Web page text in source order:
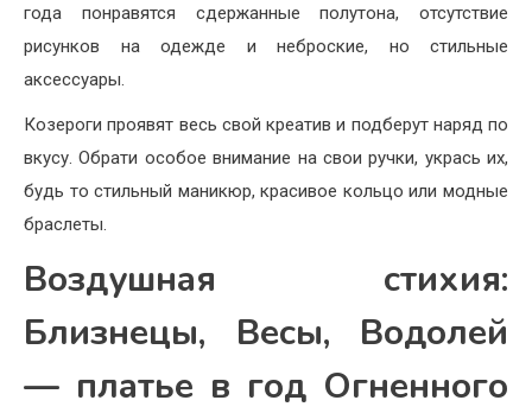
года понравятся сдержанные полутона, отсутствие
рисунков на одежде и неброские, но стильные
аксессуары.
Козероги проявят весь свой креатив и подберут наряд по
вкусу. Обрати особое внимание на свои ручки, укрась их,
будь то стильный маникюр, красивое кольцо или модные
браслеты.
Воздушная стихия:
Близнецы, Весы, Водолей
— платье в год Огненного